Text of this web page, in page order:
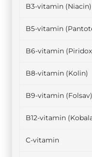
B3-vitamin (Niacin)
B5-vitamin
B6-vitamin
B8-vitamin (Kolin)
B9-vitamin (Folsav)
B12-vitamin
C-vitamin